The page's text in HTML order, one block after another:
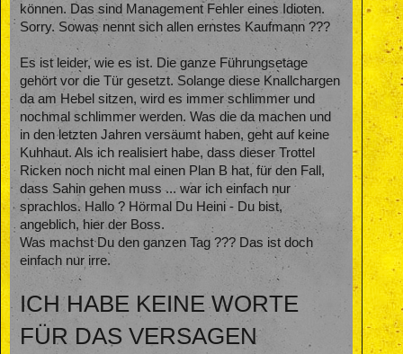
können. Das sind Management Fehler eines Idioten.
Sorry. Sowas nennt sich allen ernstes Kaufmann ???
Es ist leider, wie es ist. Die ganze Führungsetage
gehört vor die Tür gesetzt. Solange diese Knallchargen
da am Hebel sitzen, wird es immer schlimmer und
nochmal schlimmer werden. Was die da machen und
in den letzten Jahren versäumt haben, geht auf keine
Kuhhaut. Als ich realisiert habe, dass dieser Trottel
Ricken noch nicht mal einen Plan B hat, für den Fall,
dass Sahin gehen muss ... war ich einfach nur
sprachlos. Hallo ? Hörmal Du Heini - Du bist,
angeblich, hier der Boss.
Was machst Du den ganzen Tag ??? Das ist doch
einfach nur irre.
ICH HABE KEINE WORTE
FÜR DAS VERSAGEN